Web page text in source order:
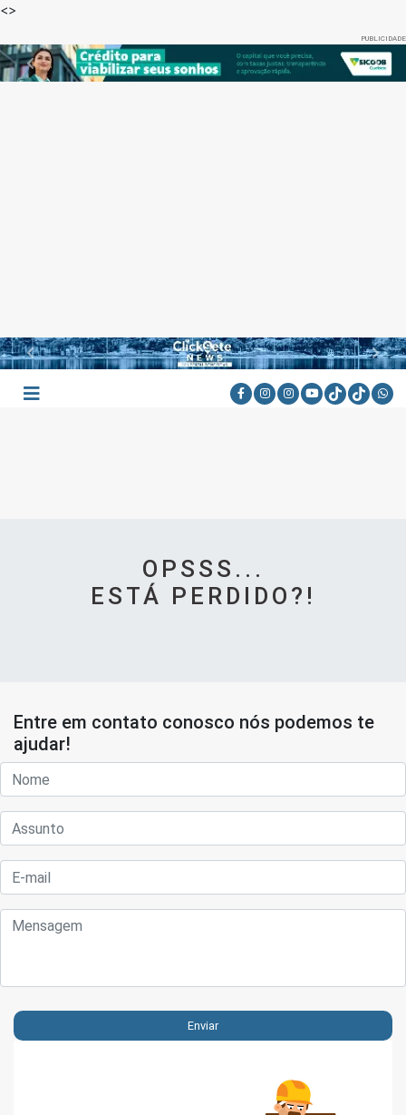
<>
PUBLICIDADE
OPSSS...
ESTÁ PERDIDO?!
Entre em contato conosco nós podemos te
ajudar!
Enviar